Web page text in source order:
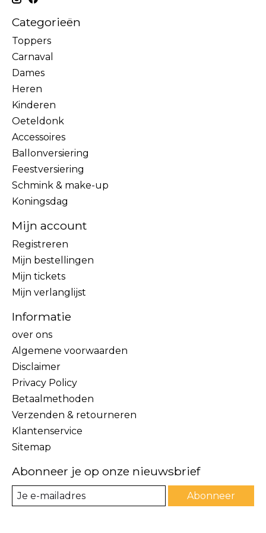
Categorieën
Toppers
Carnaval
Dames
Heren
Kinderen
Oeteldonk
Accessoires
Ballonversiering
Feestversiering
Schmink & make-up
Koningsdag
Mijn account
Registreren
Mijn bestellingen
Mijn tickets
Mijn verlanglijst
Informatie
over ons
Algemene voorwaarden
Disclaimer
Privacy Policy
Betaalmethoden
Verzenden & retourneren
Klantenservice
Sitemap
Abonneer je op onze nieuwsbrief
Abonneer